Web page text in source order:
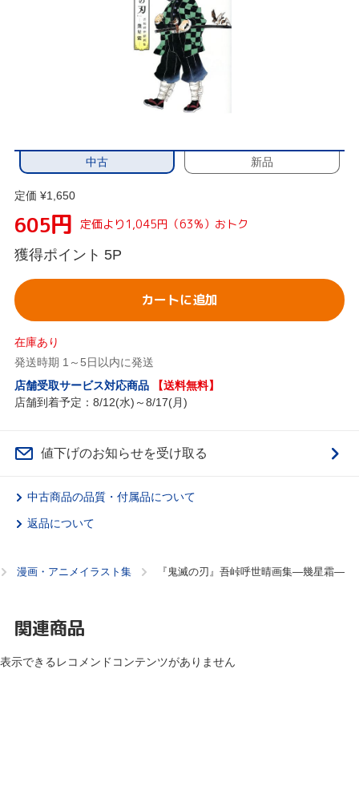
中古 新品
定価 ¥1,650
605円 定価より1,045円（63%）おトク
獲得ポイント 5P
カートに追加
在庫あり
発送時期 1～5日以内に発送
店舗受取サービス対応商品
【送料無料】
店舗到着予定：8/12(水)～8/17(月)
値下げのお知らせを受け取る
中古商品の品質・付属品について
返品について
漫画・アニメイラスト集 『鬼滅の刃』吾峠呼世晴画集―幾星霜―
関連商品
表示できるレコメンドコンテンツがありません